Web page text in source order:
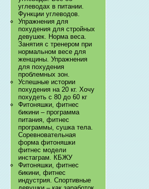
углеводах в питании.
Функции углеводов.
Упражнения для
похудения для стройных
девушек. Норма веса.
Занятия с тренером при
нормальном весе для
женщины. Упражнения
для похудения
проблемных зон.
Успешные истории
похудения на 20 кг. Хочу
похудеть с 80 до 60 кг
Фитоняшки, фитнес
бикини – программа
питания, фитнес
программы, сушка тела.
Соревновательная
форма фитоняшки
фитнес модели
инстаграм. КБЖУ
Фитоняшки, фитнес
бикини, фитнес
индустрия. Спортивные